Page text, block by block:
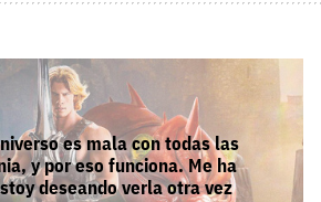
es mala con todas las
y por eso funciona. Me ha
deseando verla otra vez